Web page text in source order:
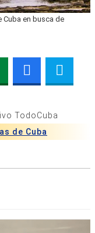
en busca de
TodoCuba
de Cuba